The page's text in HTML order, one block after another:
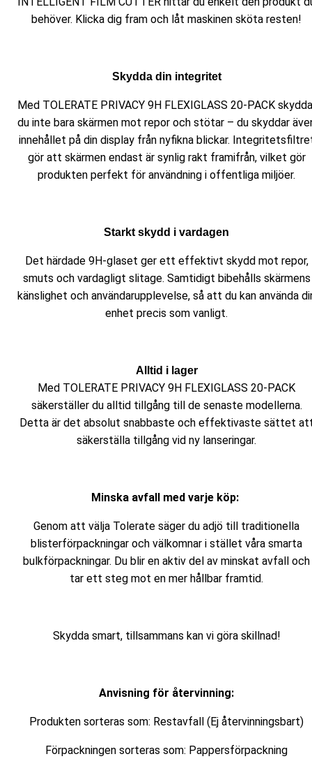
behöver. Klicka dig fram och låt maskinen sköta resten!
Skydda din integritet
Med TOLERATE PRIVACY 9H FLEXIGLASS 20-PACK
du inte bara skärmen mot repor och stötar – du skyddar
innehållet på din display från nyfikna blickar.
gör att skärmen endast är synlig rakt framifrån, vilket gör
produkten perfekt för användning i offentliga miljöer.
Starkt skydd i vardagen
Det härdade 9H-glaset ger ett effektivt skydd mot repor,
smuts och vardagligt slitage. Samtidigt bibehålls skärmens
känslighet och användarupplevelse, så att du kan använda
enhet precis som vanligt.
Alltid i lager
Med TOLERATE PRIVACY 9H FLEXIGLASS 20-PACK
säkerställer du alltid tillgång till de senaste modellerna.
Detta är det absolut snabbaste och effektivaste sättet
säkerställa tillgång vid ny lanseringar.
Minska avfall med varje köp:
Genom att välja Tolerate säger du adjö till traditionella
blisterförpackningar och välkomnar i stället våra smarta
bulkförpackningar. Du blir en aktiv del av minskat avfall och
tar ett steg mot en mer hållbar framtid.
Skydda smart, tillsammans kan vi göra skillnad!
Anvisning för återvinning:
Produkten sorteras som: Restavfall (Ej återvinningsbart)
Förpackningen sorteras som: Pappersförpackning